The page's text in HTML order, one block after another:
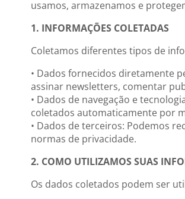
usamos, armazenamos e
1. INFORMAÇÕES COLETADAS
Coletamos diferentes tipos de
• Dados fornecidos diretamente
assinar newsletters, comentar
• Dados de navegação e
coletados automaticamente por
• Dados de terceiros: Podemos
normas de privacidade.
2. COMO UTILIZAMOS SUAS
Os dados coletados podem ser